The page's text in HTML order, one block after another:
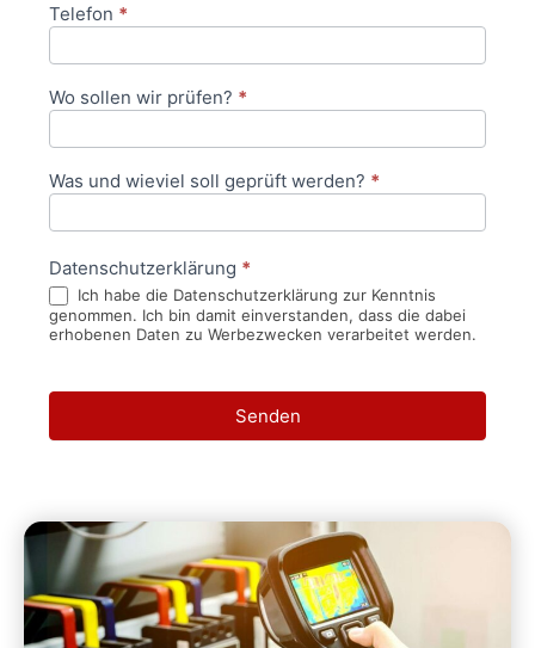
Telefon *
Wo sollen wir prüfen? *
Was und wieviel soll geprüft werden? *
Datenschutzerklärung *
Ich habe die Datenschutzerklärung zur Kenntnis
genommen. Ich bin damit einverstanden, dass die dabei
erhobenen Daten zu Werbezwecken verarbeitet werden.
Senden